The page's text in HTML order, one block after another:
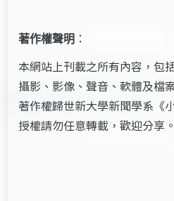
著作權聲明 ：
本網站上刊載之所有內容，包
攝影、影像、聲音、軟體及檔
著作權歸世新大學新聞學系《
授權請勿任意轉載，歡迎分享。